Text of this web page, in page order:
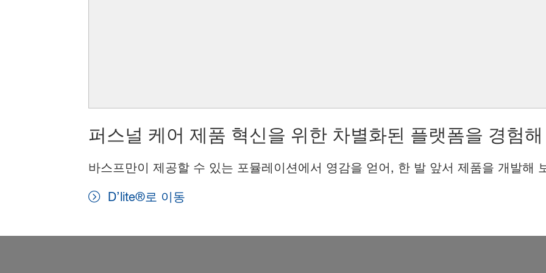
퍼스널 케어 제품 혁신을 위한 차별화된 플랫폼을 경험
바스프만이 제공할 수 있는 포뮬레이션에서 영감을 얻어, 한 발 앞서 제품을 개발해
D’lite®로 이동